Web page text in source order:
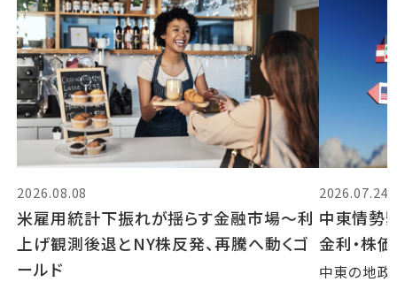
2026.08.08
米雇用統計下振れが揺らす金融市場～利
上げ観測後退とNY株反発、再騰へ動くゴ
ールド
2026.07.24
中東情勢
金利・株
中東の地政